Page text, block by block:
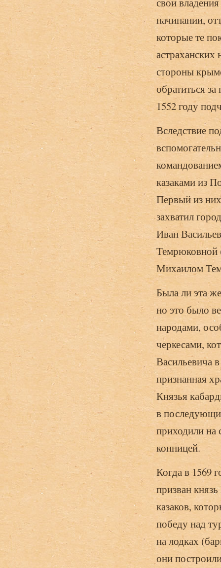
начинании,
которые те
стороны
обратиться
1552 году
Вследствие
казаками из
Первый из
захватил
Иван
Темрюковной
Михаилом
Была ли эта
но это было
народами,
черкесами,
Васильевича
признанная
Князья
в
приходили на
конницей.
Когда в 1569
призван
казаков,
победу над
на лодках
они